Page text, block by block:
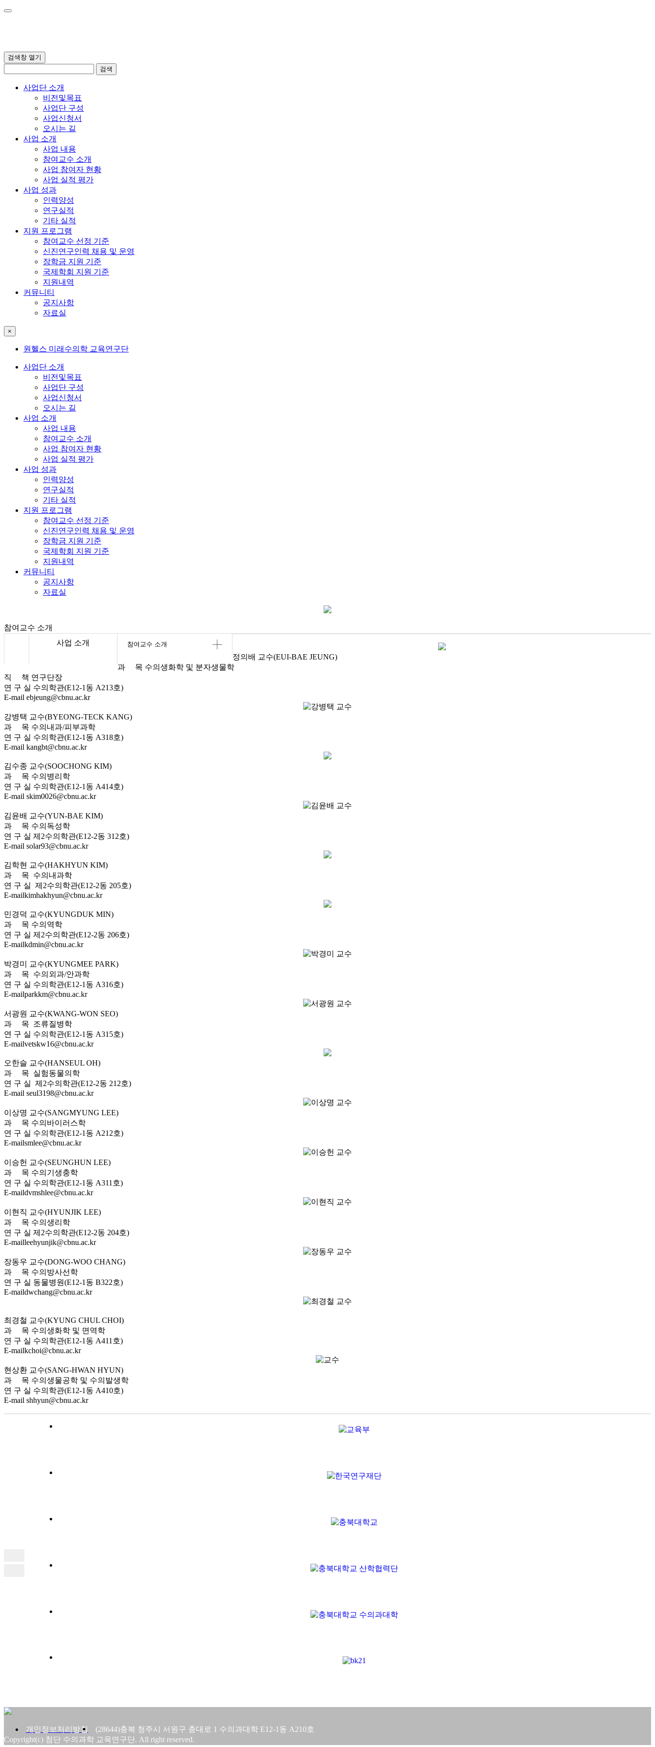
검색창 열기
검색
사업단 소개
비전및목표
사업단 구성
사업신청서
오시는 길
사업 소개
사업 내용
참여교수 소개
사업 참여자 현황
사업 실적 평가
사업 성과
인력양성
연구실적
기타 실적
지원 프로그램
참여교수 선정 기준
신진연구인력 채용 및 운영
장학금 지원 기준
국제학회 지원 기준
지원내역
커뮤니티
공지사항
자료실
×
원헬스 미래수의학 교육연구단
사업단 소개
비전및목표
사업단 구성
사업신청서
오시는 길
사업 소개
사업 내용
참여교수 소개
사업 참여자 현황
사업 실적 평가
사업 성과
인력양성
연구실적
기타 실적
지원 프로그램
참여교수 선정 기준
신진연구인력 채용 및 운영
장학금 지원 기준
국제학회 지원 기준
지원내역
커뮤니티
공지사항
자료실
참여교수 소개
사업 소개
참여교수 소개
정의배 교수(EUI-BAE JEUNG)
과 목 수의생화학 및 분자생물학
직 책 연구단장
연 구 실 수의학관(E12-1동 A213호)
E-mail ebjeung@cbnu.ac.kr
강병택 교수(BYEONG-TECK KANG)
과 목 수의내과/피부과학
연 구 실 수의학관(E12-1동 A318호)
E-mail kangbt@cbnu.ac.kr
김수종 교수(SOOCHONG KIM)
과 목 수의병리학
연 구 실 수의학관(E12-1동 A414호)
E-mail skim0026@cbnu.ac.kr
김윤배 교수(YUN-BAE KIM)
과 목 수의독성학
연 구 실 제2수의학관(E12-2동 312호)
E-mail solar93@cbnu.ac.kr
김학현 교수(HAKHYUN KIM)
과 목 수의내과학
연 구 실 제2수의학관(E12-2동 205호)
E-mailkimhakhyun@cbnu.ac.kr
민경덕 교수(KYUNGDUK MIN)
과 목 수의역학
연 구 실 제2수의학관(E12-2동 206호)
E-mailkdmin@cbnu.ac.kr
박경미 교수(KYUNGMEE PARK)
과 목 수의외과/안과학
연 구 실 수의학관(E12-1동 A316호)
E-mailparkkm@cbnu.ac.kr
서광원 교수(KWANG-WON SEO)
과 목 조류질병학
연 구 실 수의학관(E12-1동 A315호)
E-mailvetskw16@cbnu.ac.kr
오한슬 교수(HANSEUL OH)
과 목 실험동물의학
연 구 실 제2수의학관(E12-2동 212호)
E-mail seul3198@cbnu.ac.kr
이상명 교수(SANGMYUNG LEE)
과 목 수의바이러스학
연 구 실 수의학관(E12-1동 A212호)
E-mailsmlee@cbnu.ac.kr
이승헌 교수(SEUNGHUN LEE)
과 목 수의기생충학
연 구 실 수의학관(E12-1동 A311호)
E-maildvmshlee@cbnu.ac.kr
이현직 교수(HYUNJIK LEE)
과 목 수의생리학
연 구 실 제2수의학관(E12-2동 204호)
E-mailleehyunjik@cbnu.ac.kr
장동우 교수(DONG-WOO CHANG)
과 목 수의방사선학
연 구 실 동물병원(E12-1동 B322호)
E-maildwchang@cbnu.ac.kr
최경철 교수(KYUNG CHUL CHOI)
과 목 수의생화학 및 면역학
연 구 실 수의학관(E12-1동 A411호)
E-mailkchoi@cbnu.ac.kr
현상환 교수(SANG-HWAN HYUN)
과 목 수의생물공학 및 수의발생학
연 구 실 수의학관(E12-1동 A410호)
E-mail shhyun@cbnu.ac.kr
개인정보처리방침
(28644)충북 청주시 서원구 충대로 1 수의과대학 E12-1동 A210호
Copyright(c) 첨단 수의과학 교육연구단. All right reserved.